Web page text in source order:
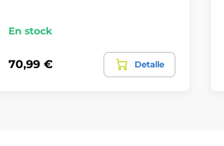
En stock
70,99 € Detalle